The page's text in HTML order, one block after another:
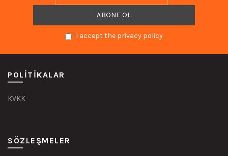
I accept the privacy policy
POLITIKALAR
KVKK
SÖZLEŞMELER